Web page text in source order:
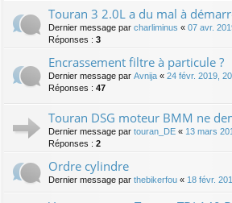
Touran 3 2.0L a du mal à
Dernier message par charliminus « 07 avr.
Réponses : 3
Encrassement filtre à particule ?
Dernier message par Avnija « 24 févr. 2019,
Réponses : 47
Touran DSG moteur BMM ne
Dernier message par touran_DE « 13 mars
Réponses : 2
Ordre cylindre
Dernier message par thebikerfou « 18 févr.